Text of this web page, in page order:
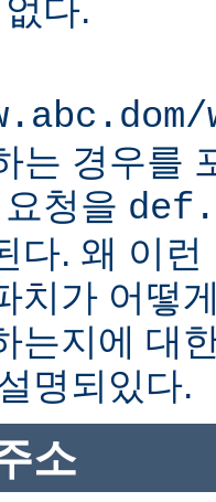
다.
는 경우를
청을
다. 왜 이
치가 어떻
는지에 대
명되있다.
소